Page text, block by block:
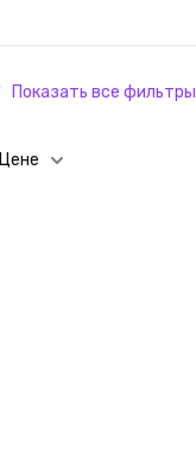
Показать все фильтры
Цене